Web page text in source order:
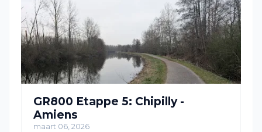
GR800 Etappe 5: Chipilly -
Amiens
maart 06, 2026